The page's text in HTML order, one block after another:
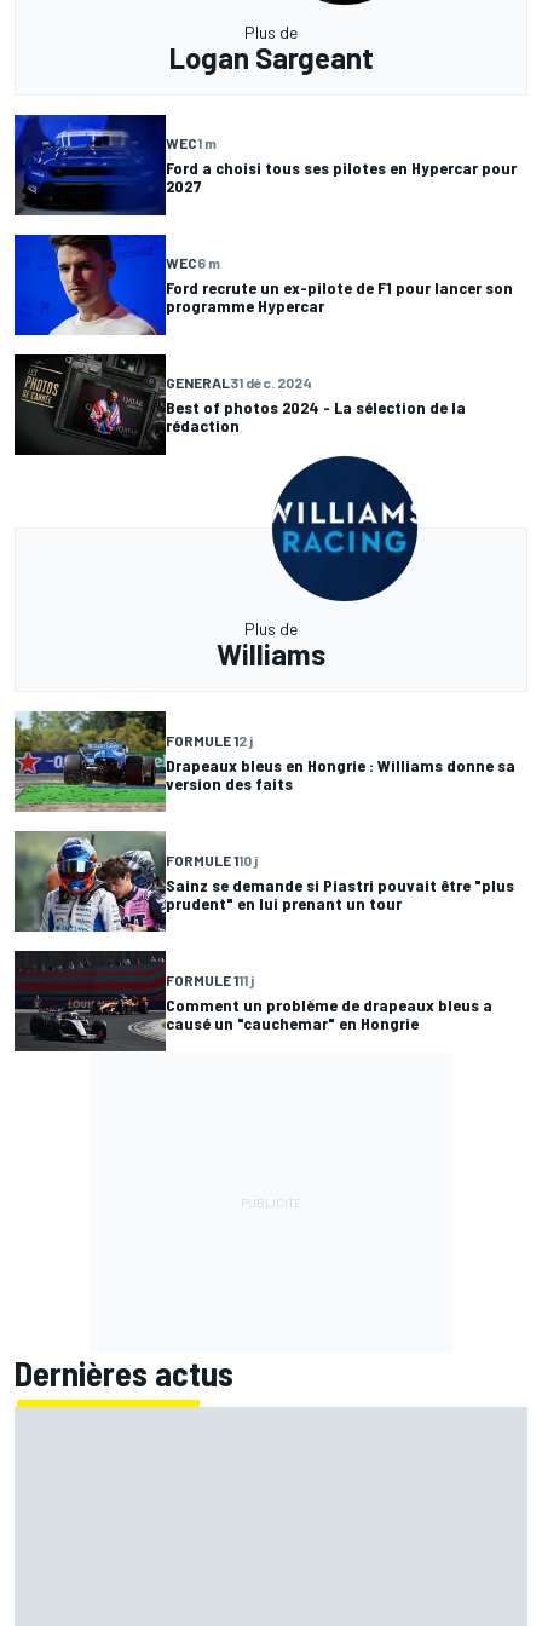
Plus de
Logan Sargeant
WEC1 m
Ford a choisi tous ses pilotes en Hypercar pour
2027
WEC6 m
Ford recrute un ex-pilote de F1 pour lancer son
programme Hypercar
GENERAL31 déc. 2024
Best of photos 2024 - La sélection de la
rédaction
Plus de
Williams
FORMULE 12 j
Drapeaux bleus en Hongrie : Williams donne sa
version des faits
FORMULE 110 j
Sainz se demande si Piastri pouvait être "plus
prudent" en lui prenant un tour
FORMULE 111 j
Comment un problème de drapeaux bleus a
causé un "cauchemar" en Hongrie
Dernières actus